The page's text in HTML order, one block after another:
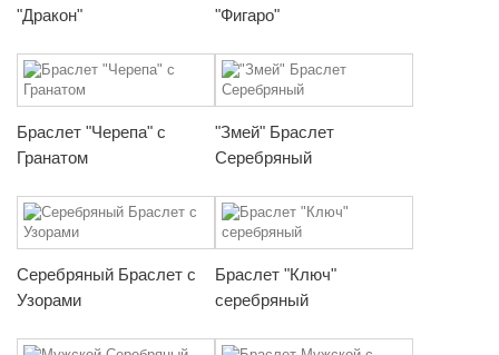
"Дракон"
"Фигаро"
Браслет "Черепа" с
Гранатом
"Змей" Браслет
Серебряный
Серебряный Браслет с
Узорами
Браслет "Ключ"
серебряный